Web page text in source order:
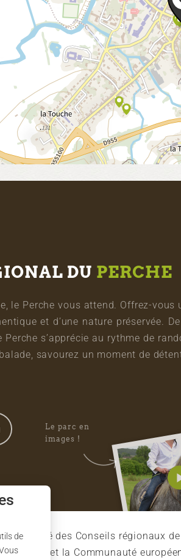
DU PERCHE
le Perche vous attend. Offrez-vous
et d’une nature préservée.
s’apprécie au rythme de
savourez un moment de
Le parc en
images !
composé des Conseils régionaux
L'Etat et la Communauté
de